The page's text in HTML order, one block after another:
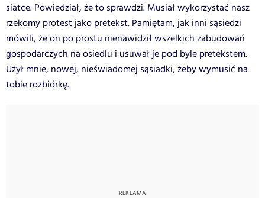
siatce. Powiedział, że to sprawdzi. Musiał wykorzystać nasz
rzekomy protest jako pretekst. Pamiętam, jak inni sąsiedzi
mówili, że on po prostu nienawidził wszelkich zabudowań
gospodarczych na osiedlu i usuwał je pod byle pretekstem.
Użył mnie, nowej, nieświadomej sąsiadki, żeby wymusić na
tobie rozbiórkę.